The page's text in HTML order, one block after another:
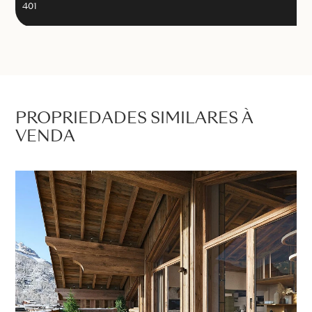
401
PROPRIEDADES SIMILARES À
VENDA